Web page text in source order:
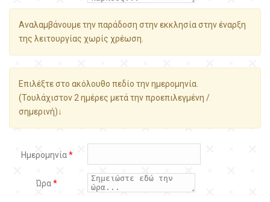
Αναλαμβάνουμε την παράδοση στην εκκλησία στην έναρξη
της λειτουργίας χωρίς χρέωση.
Επιλέξτε στο ακόλουθο πεδίο την ημερομηνία.
(Τουλάχιστον 2 ημέρες μετά την προεπιλεγμένη /
σημερινή)↓
Ημερομηνία*
Ώρα*